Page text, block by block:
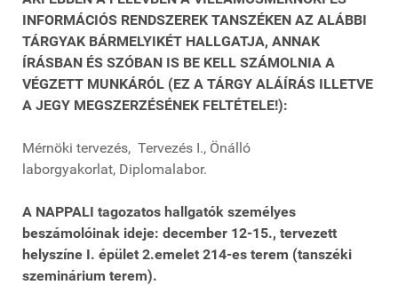
INFORMÁCIÓS RENDSZEREK TANSZÉKEN AZ ALÁBBI
TÁRGYAK BÁRMELYIKÉT HALLGATJA, ANNAK
ÍRÁSBAN ÉS SZÓBAN IS BE KELL SZÁMOLNIA A
VÉGZETT MUNKÁRÓL (EZ A TÁRGY ALÁÍRÁS ILLETVE
A JEGY MEGSZERZÉSÉNEK FELTÉTELE!):
Mérnöki tervezés, Tervezés I., Önálló
laborgyakorlat, Diplomalabor.
A NAPPALI tagozatos hallgatók személyes
beszámolóinak ideje: december 12-15., tervezett
helyszíne I. épület 2.emelet 214-es terem (tanszéki
szeminárium terem).